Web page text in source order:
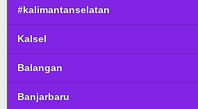
#kalimantanselatan
Kalsel
Balangan
Banjarbaru